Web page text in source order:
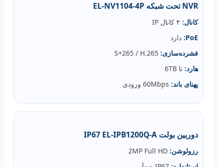
NVR تحت شبکه EL‑NV1104‑4P
کانال:
PoE: دارد
فشرده‌سازی:
هارد: تا 6TB
پهنای باند:
دوربین بولت IP67 EL‑IPB1200Q‑A
رزولوشن: